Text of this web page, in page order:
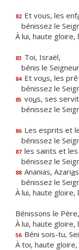
82 Et vous, les enf
bénissez le
À lui, haute gloire,
83 Toi, Israël,
bénis le
84 Et vous, les
bénissez le
85 vous, ses
bénissez le
86 Les esprits et
bénissez le
87 les saints et les
bénissez le
88 Ananias, Azaria
bénissez le
À lui, haute gloire,
Bénissons le
À lui, haute gloire,
56 Béni sois-tu,
À toi, haute